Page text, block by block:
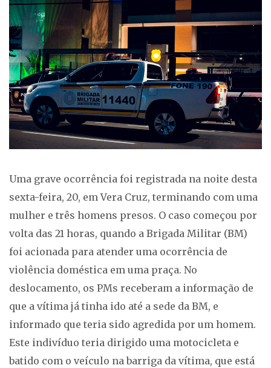
Uma grave ocorrência foi registrada na noite desta
sexta-feira, 20, em Vera Cruz, terminando com uma
mulher e três homens presos. O caso começou por
volta das 21 horas, quando a Brigada Militar (BM)
foi acionada para atender uma ocorrência de
violência doméstica em uma praça. No
deslocamento, os PMs receberam a informação de
que a vítima já tinha ido até a sede da BM, e
informado que teria sido agredida por um homem.
Este indivíduo teria dirigido uma motocicleta e
batido com o veículo na barriga da vítima, que está